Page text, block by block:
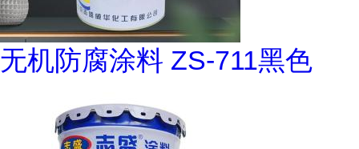
无机防腐涂料 ZS-711黑色